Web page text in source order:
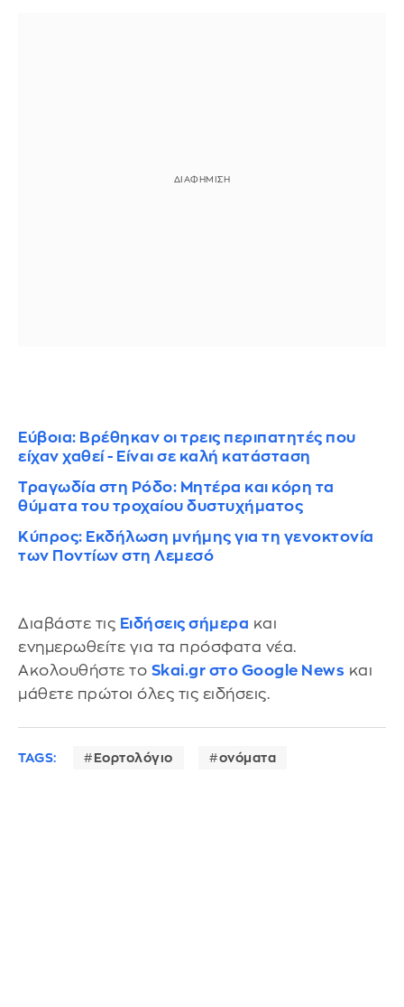
Εύβοια: Βρέθηκαν οι τρεις περιπατητές που
είχαν χαθεί - Είναι σε καλή κατάσταση
Τραγωδία στη Ρόδο: Μητέρα και κόρη τα
θύματα του τροχαίου δυστυχήματος
Κύπρος: Εκδήλωση μνήμης για τη γενοκτονία
των Ποντίων στη Λεμεσό
Διαβάστε τις Ειδήσεις σήμερα και
ενημερωθείτε για τα πρόσφατα νέα.
Ακολουθήστε το Skai.gr στο Google News και
μάθετε πρώτοι όλες τις ειδήσεις.
TAGS: Εορτολόγιο ονόματα